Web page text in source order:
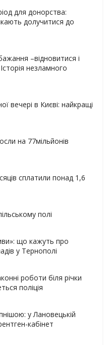
для донорства:
долучитися до
–відновитися і
незламного
вечері в Києві: найкращі
на 77мільйонів
сплатили понад 1,6
полі
що кажуть про
у Тернополі
роботи біля річки
поліція
у Лановецькій
кабінет